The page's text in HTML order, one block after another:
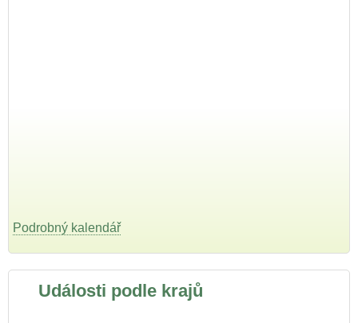
Podrobný kalendář
Události podle krajů